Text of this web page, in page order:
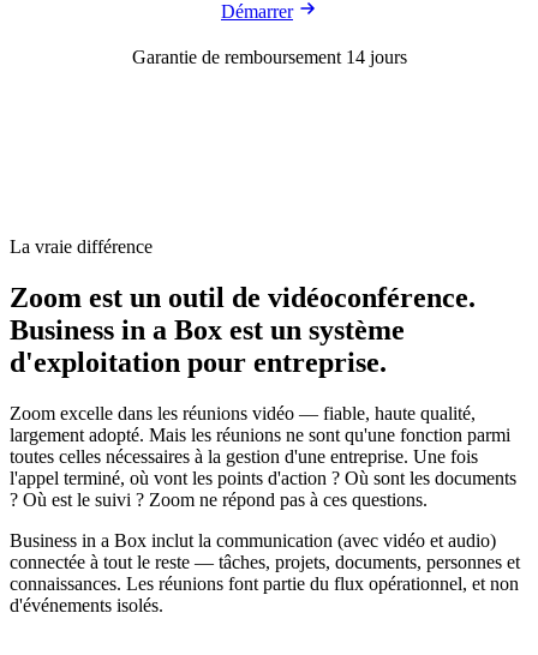
Démarrer
Garantie de remboursement 14 jours
La vraie différence
Zoom est un outil de vidéoconférence.
Business in a Box est un système
d'exploitation pour entreprise.
Zoom excelle dans les réunions vidéo — fiable, haute qualité,
largement adopté. Mais les réunions ne sont qu'une fonction parmi
toutes celles nécessaires à la gestion d'une entreprise. Une fois
l'appel terminé, où vont les points d'action ? Où sont les documents
? Où est le suivi ? Zoom ne répond pas à ces questions.
Business in a Box inclut la communication (avec vidéo et audio)
connectée à tout le reste — tâches, projets, documents, personnes et
connaissances. Les réunions font partie du flux opérationnel, et non
d'événements isolés.